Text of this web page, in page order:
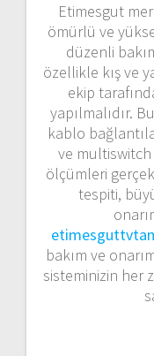
Etimesgut
ömürlü ve
düzenli
özellikle kış ve
ekip
yapılmalıdır.
kablo
ve
ölçümleri
tespiti,
bakım ve
sisteminizin her